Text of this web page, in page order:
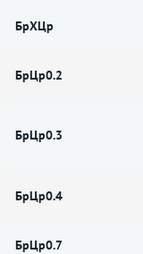
БрХЦр
БрЦр0.2
БрЦр0.3
БрЦр0.4
БрЦр0.7